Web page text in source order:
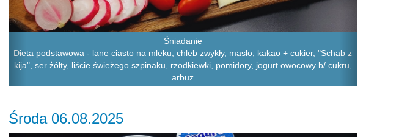
Śniadanie
Dieta podstawowa - lane ciasto na mleku, chleb zwykły, masło, kakao + cukier, "Schab z
kija", ser żółty, liście świeżego szpinaku, rzodkiewki, pomidory, jogurt owocowy b/ cukru,
arbuz
Środa 06.08.2025